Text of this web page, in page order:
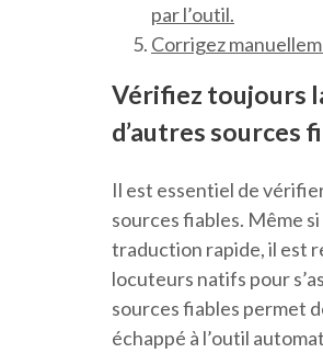
par l’outil.
Corrigez
Vérifiez toujours
d’autres sources
Il est essentiel de
sources fiables. Même
traduction rapide, il est
locuteurs natifs pour
sources fiables permet
échappé à l’outil